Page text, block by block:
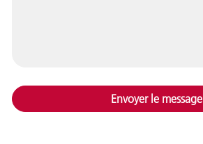
Envoyer le message